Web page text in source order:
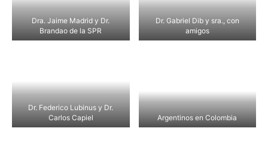
Dra. Jaime Madrid y Dr.
Brandao de la SPR
Dr. Gabriel Dib y sra., con
amigos
Dr. Federico Lubinus y Dr.
Carlos Capiel
Argentinos en Colombia